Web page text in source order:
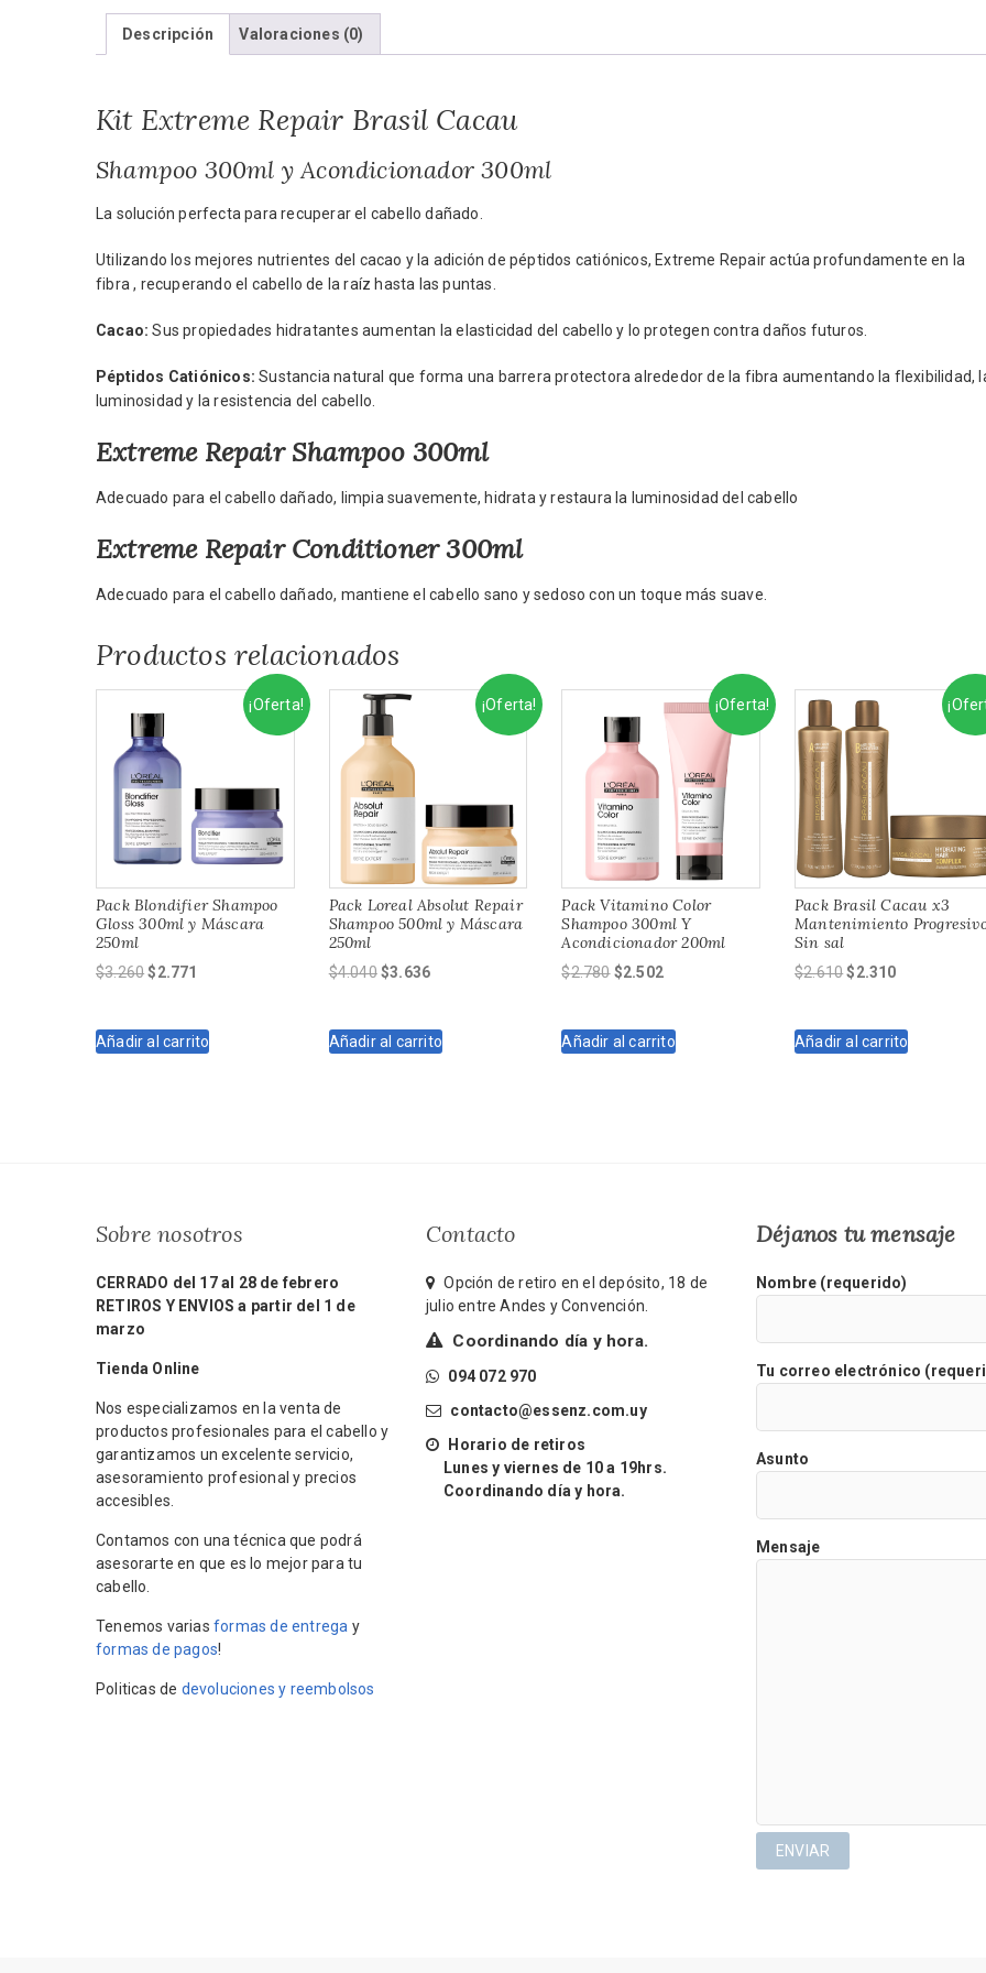
Descripción Valoraciones (0)
Kit Extreme Repair Brasil Cacau
Shampoo 300ml y Acondicionador 300ml
La solución perfecta para recuperar el cabello dañado.
Utilizando los mejores nutrientes del cacao y la adición de péptidos catiónicos, Extreme Repair actúa profundamente en la
fibra , recuperando el cabello de la raíz hasta las puntas.
Cacao: Sus propiedades hidratantes aumentan la elasticidad del cabello y lo protegen contra daños futuros.
Péptidos Catiónicos: Sustancia natural que forma una barrera protectora alrededor de la fibra aumentando la flexibilidad,
luminosidad y la resistencia del cabello.
Extreme Repair Shampoo 300ml
Adecuado para el cabello dañado, limpia suavemente, hidrata y restaura la luminosidad del cabello
Extreme Repair Conditioner 300ml
Adecuado para el cabello dañado, mantiene el cabello sano y sedoso con un toque más suave.
Productos relacionados
¡Oferta!
Pack Blondifier Shampoo
Gloss 300ml y Máscara
250ml
$3.260El
era:
$2.771
es:
Añadir al carrito
¡Oferta!
Pack Loreal Absolut Repair
Shampoo 500ml y Máscara
250ml
$4.040El
era:
$3.636El
es:
Añadir al carrito
¡Oferta!
Pack Vitamino Color
Shampoo 300ml Y
Acondicionador 200ml
$2.780 El
era:
$2.502El
es:
Añadir al carrito
Pack Brasil Cacau x3
Mantenimiento
Sin sal
$2.610El
era:
$2.310El
es:
Añadir al carrito
Sobre nosotros
CERRADO del 17 al 28 de febrero
RETIROS Y ENVIOS a partir del 1 de
marzo
Tienda Online
Nos especializamos en la venta de
productos profesionales para el cabello y
garantizamos un excelente servicio,
asesoramiento profesional y precios
accesibles.
Contamos con una técnica que podrá
asesorarte en que es lo mejor para tu
cabello.
Tenemos varias formas de entrega y
formas de pagos!
Politicas de devoluciones y reembolsos
Contacto
Opción de retiro en el depósito, 18 de
julio entre Andes y Convención.
Coordinando día y hora.
094 072 970
contacto@essenz.com.uy
Horario de retiros
Lunes y viernes de 10 a 19hrs.
Coordinando día y hora.
Déjanos tu mensaje
Nombre (requerido)
Tu correo electrónico
Asunto
Mensaje